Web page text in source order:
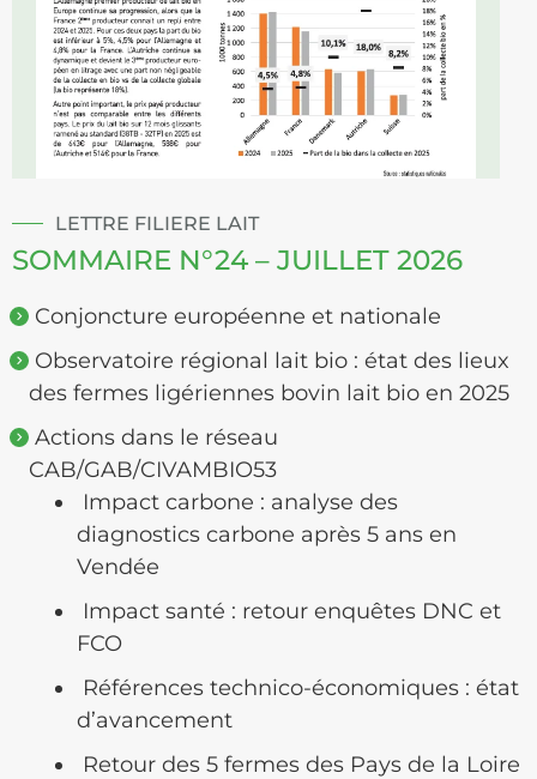
LETTRE FILIERE LAIT
SOMMAIRE N°24 – JUILLET 2026
Conjoncture européenne et nationale
Observatoire régional lait bio : état des lieux
des fermes ligériennes bovin lait bio en 2025
Actions dans le réseau
CAB/GAB/CIVAMBIO53
Impact carbone : analyse des
diagnostics carbone après 5 ans en
Vendée
Impact santé : retour enquêtes DNC et
FCO
Références technico-économiques : état
d’avancement
Retour des 5 fermes des Pays de la Loire